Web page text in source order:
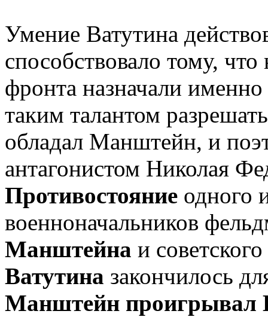
Умение Ватутина
способствовало тому,
фронта назначали именно
таким талантом
обладал Манштейн, и
антагонистом Николая
Противостояние одного
военноначальников
Манштейна и
Ватутина закончилось
Манштейн проигрывал